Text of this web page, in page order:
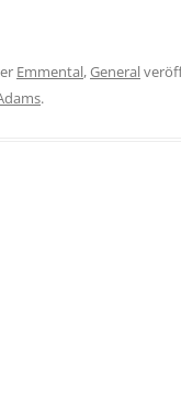
Emmental,General
.